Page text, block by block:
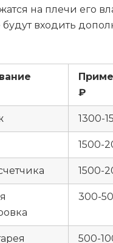
на плечи его
входить
₽
1300-
1500-
1500-
300-
500-